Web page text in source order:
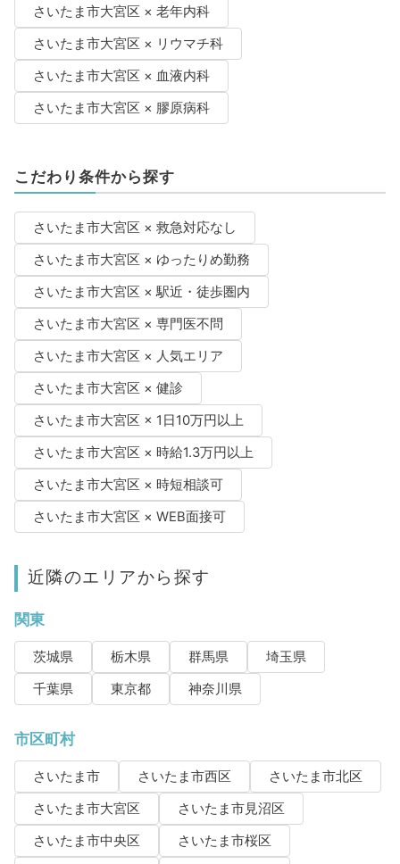
さいたま市大宮区 × 老年内科
さいたま市大宮区 × リウマチ科
さいたま市大宮区 × 血液内科
さいたま市大宮区 × 膠原病科
こだわり条件から探す
さいたま市大宮区 × 救急対応なし
さいたま市大宮区 × ゆったりめ勤務
さいたま市大宮区 × 駅近・徒歩圏内
さいたま市大宮区 × 専門医不問
さいたま市大宮区 × 人気エリア
さいたま市大宮区 × 健診
さいたま市大宮区 × 1日10万円以上
さいたま市大宮区 × 時給1.3万円以上
さいたま市大宮区 × 時短相談可
さいたま市大宮区 × WEB面接可
近隣のエリアから探す
関東
茨城県 栃木県 群馬県
埼玉県
千葉県
東京都 神奈川県
市区町村
さいたま市 さいたま市西区
さいたま市北区
さいたま市大宮区
さいたま市見沼区
さいたま市中央区
さいたま市桜区